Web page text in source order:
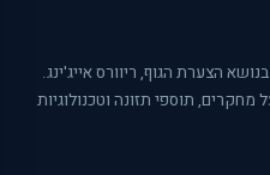
הצערת הגוף, ריוורס אייג'ינג.
תוספי תזונה וטכנולוגיות